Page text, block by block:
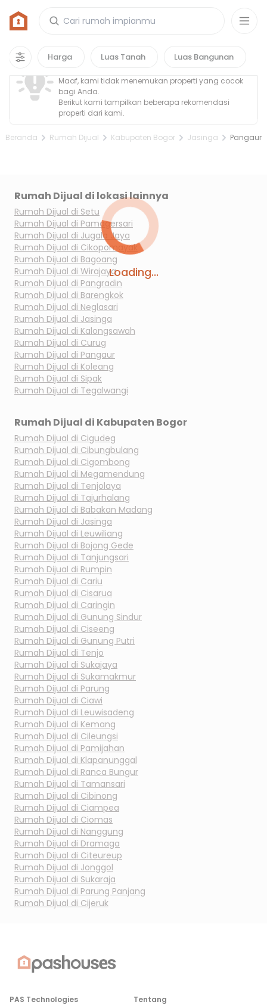
Harga Luas Tanah Luas Bangunan
Loading...
Rumah di Pangaur, Kabupaten Bogor
0properti
Property Tidak Ditemukan
Maaf, kami tidak menemukan properti yang cocok
bagi Anda.
Berikut kami tampilkan beberapa rekomendasi
properti dari kami.
Beranda Rumah Dijual Kabupaten Bogor Jasinga Pangaur
Rumah Dijual di lokasi lainnya
Rumah Dijual di Setu
Rumah Dijual di Pamagersari
Rumah Dijual di Jugala Jaya
Rumah Dijual di Cikopomayak
Rumah Dijual di Bagoang
Rumah Dijual di Wirajaya
Rumah Dijual di Pangradin
Rumah Dijual di Barengkok
Rumah Dijual di Neglasari
Rumah Dijual di Jasinga
Rumah Dijual di Kalongsawah
Rumah Dijual di Curug
Rumah Dijual di Pangaur
Rumah Dijual di Koleang
Rumah Dijual di Sipak
Rumah Dijual di Tegalwangi
Rumah Dijual di Kabupaten Bogor
Rumah Dijual di Cigudeg
Rumah Dijual di Cibungbulang
Rumah Dijual di Cigombong
Rumah Dijual di Megamendung
Rumah Dijual di Tenjolaya
Rumah Dijual di Tajurhalang
Rumah Dijual di Babakan Madang
Rumah Dijual di Jasinga
Rumah Dijual di Leuwiliang
Rumah Dijual di Bojong Gede
Rumah Dijual di Tanjungsari
Rumah Dijual di Rumpin
Rumah Dijual di Cariu
Rumah Dijual di Cisarua
Rumah Dijual di Caringin
Rumah Dijual di Gunung Sindur
Rumah Dijual di Ciseeng
Rumah Dijual di Gunung Putri
Rumah Dijual di Tenjo
Rumah Dijual di Sukajaya
Rumah Dijual di Sukamakmur
Rumah Dijual di Parung
Rumah Dijual di Ciawi
Rumah Dijual di Leuwisadeng
Rumah Dijual di Kemang
Rumah Dijual di Cileungsi
Rumah Dijual di Pamijahan
Rumah Dijual di Klapanunggal
Rumah Dijual di Ranca Bungur
Rumah Dijual di Tamansari
Rumah Dijual di Cibinong
Rumah Dijual di Ciampea
Rumah Dijual di Ciomas
Rumah Dijual di Nanggung
Rumah Dijual di Dramaga
Rumah Dijual di Citeureup
Rumah Dijual di Jonggol
Rumah Dijual di Sukaraja
Rumah Dijual di Parung Panjang
Rumah Dijual di Cijeruk
PAS Technologies
Tentang